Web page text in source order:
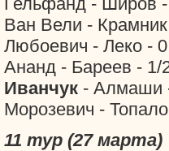
Ван Вели -
Любоевич - Леко -
Ананд - Бареев - 1/
Иванчук - Алмаши
Морозевич -
11 тур (27 марта)